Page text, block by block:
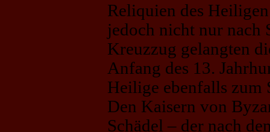
Reliquien des
jedoch nicht nur nach
Kreuzzug gelangten
Anfang des 13.
Heilige ebenfalls zum
Den Kaisern von
Schädel – der nach